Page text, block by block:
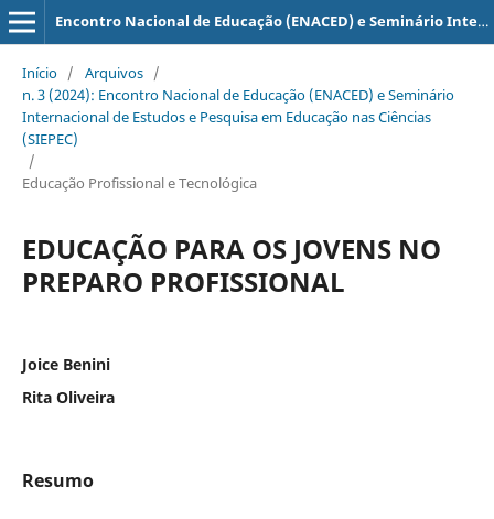
Encontro Nacional de Educação (ENACED) e Seminário Internacional de Estudos e Pesquisa em Educação nas Ciências (SIEPEC)
Início / Arquivos /
n. 3 (2024): Encontro Nacional de Educação (ENACED) e Seminário
Internacional de Estudos e Pesquisa em Educação nas Ciências
(SIEPEC)
/
Educação Profissional e Tecnológica
EDUCAÇÃO PARA OS JOVENS NO
PREPARO PROFISSIONAL
Joice Benini
Rita Oliveira
Resumo